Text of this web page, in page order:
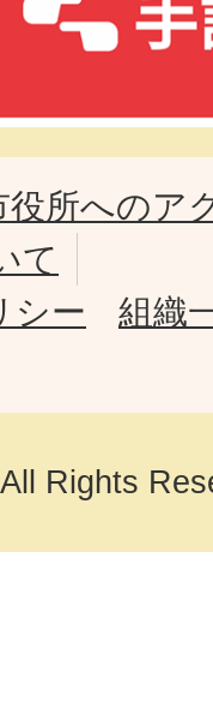
役所へのア
て
シー
組織
Rights